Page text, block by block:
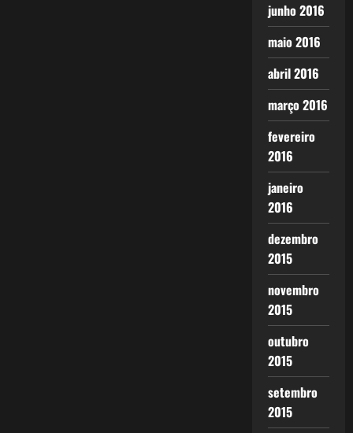
junho 2016
maio 2016
abril 2016
março 2016
fevereiro
2016
janeiro
2016
dezembro
2015
novembro
2015
outubro
2015
setembro
2015